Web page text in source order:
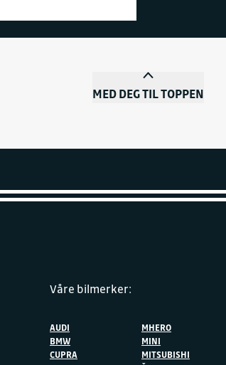
MED DEG TIL TOPPEN
Våre bilmerker:
AUDI
BMW
CUPRA
MHERO
MINI
MITSUBISHI